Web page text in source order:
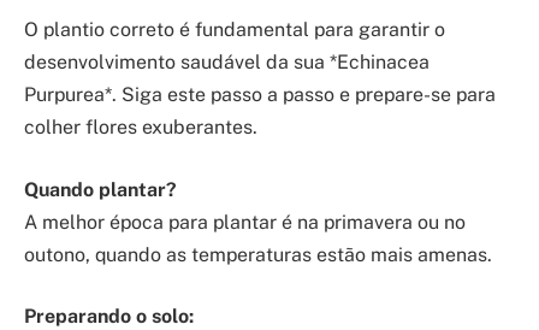
O plantio correto é fundamental para garantir o
desenvolvimento saudável da sua *Echinacea
Purpurea*. Siga este passo a passo e prepare-se para
colher flores exuberantes.
Quando plantar?
A melhor época para plantar é na primavera ou no
outono, quando as temperaturas estão mais amenas.
Preparando o solo: